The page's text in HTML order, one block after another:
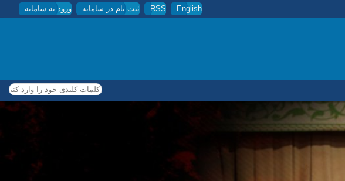
English
RSS ثبت نام در سامانه ورود به سامانه
کلمات کلیدی خود را وارد کنید